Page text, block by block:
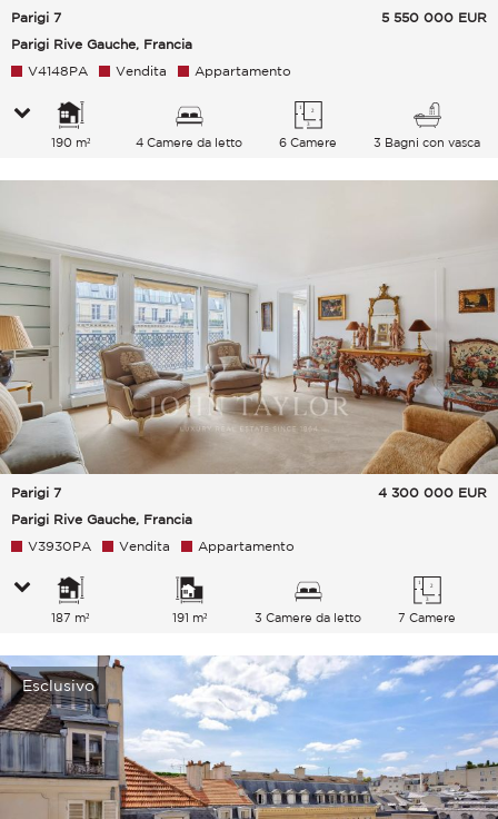
Parigi 7
Parigi Rive Gauche, Francia
5 550 000 EUR
V4148PA Vendita Appartamento
190 m² 4 Camere da letto 6 Camere 3 Bagni con vasca
Parigi 7
Parigi Rive Gauche, Francia
4 300 000 EUR
V3930PA Vendita Appartamento
187 m² 191 m² 3 Camere da letto 7 Camere
Esclusivo